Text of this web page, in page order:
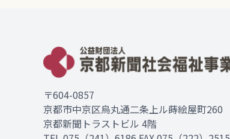
〒604-0857
京都市中京区烏丸通二条上ル蒔絵屋町260
京都新聞トラストビル 4階